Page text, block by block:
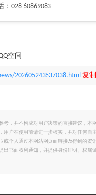
：028-60869083
空间
202605243537038.html 复
考，并不构成对用户决策的直接建议，
用户在使用前请进一步核实，并对任何
或个人通过本网站网页而链接及得到的
出书面权利通知，并提供身份证明、权